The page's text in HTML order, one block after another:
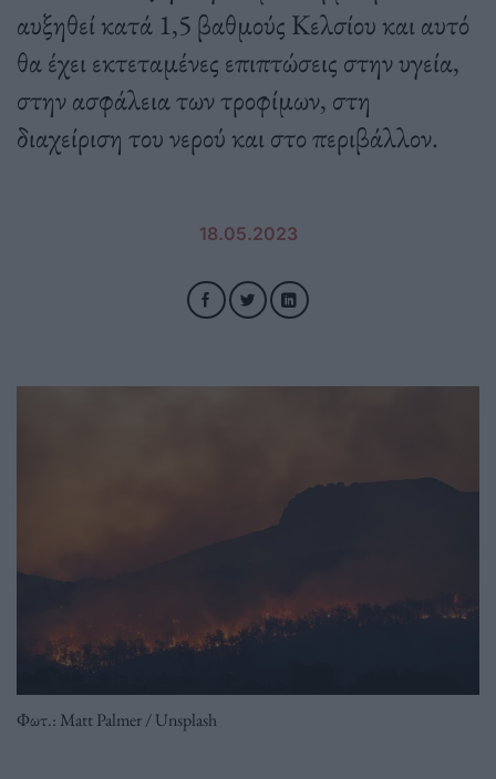
αυξηθεί κατά 1,5 βαθμούς Κελσίου και αυτό
θα έχει εκτεταμένες επιπτώσεις στην υγεία,
στην ασφάλεια των τροφίμων, στη
διαχείριση του νερού και στο περιβάλλον.
18.05.2023
Φωτ.: Matt Palmer / Unsplash